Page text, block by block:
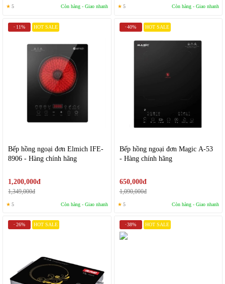
★ 5 Còn hàng - Giao nhanh ★ 5 Còn hàng - Giao nhanh
- 11% HOT SALE
Bếp hồng ngoại đơn Elmich IFE-
8906 - Hàng chính hãng
1,200,000đ
1,349,000đ
★ 5 Còn hàng - Giao nhanh
-40% HOT SALE
Bếp hồng ngoại đơn Magic A-53
- Hàng chính hãng
650,000đ
1,090,000đ
★ 5 Còn hàng - Giao nhanh
- 26% HOT SALE -38% HOT SALE